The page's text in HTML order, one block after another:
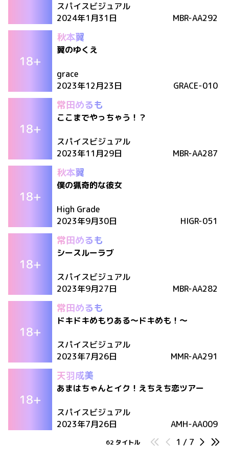
スパイスビジュアル
2024年1月31日
MBR-AA292
秋本翼
翼のゆくえ
grace
2023年12月23日
GRACE-010
常田めるも
ここまでやっちゃう！？
スパイスビジュアル
2023年11月29日
MBR-AA287
秋本翼
僕の猟奇的な彼女
High Grade
2023年9月30日
HIGR-051
常田めるも
シースルーラブ
スパイスビジュアル
2023年9月27日
MBR-AA282
常田めるも
ドキドキめもりある～ドキめも！～
スパイスビジュアル
2023年7月26日
MMR-AA291
天羽成美
あまはちゃんとイク！えちえち恋ツアー
スパイスビジュアル
2023年7月26日
AMH-AA009
62 タイトル 1 / 7